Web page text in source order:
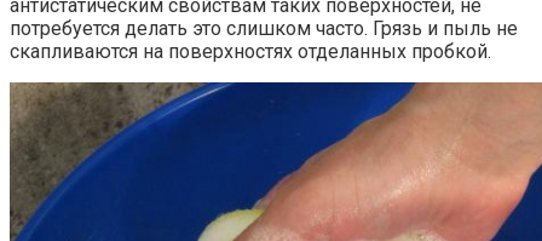
антистатическим свойствам таких поверхностей, не
потребуется делать это слишком часто. Грязь и пыль не
скапливаются на поверхностях отделанных пробкой.